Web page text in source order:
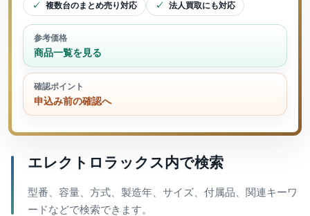
複数台のまとめ売り対応 法人買取にも対応
参考価格
商品一覧を見る
確認ポイント
申込み前の確認へ
エレクトロラックス内で検索
型番、容量、方式、製造年、サイズ、付属品、関連キーワ
ードなどで検索できます。